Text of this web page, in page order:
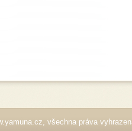
všechna práva